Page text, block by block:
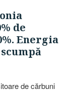
de
Energia
de cărbuni